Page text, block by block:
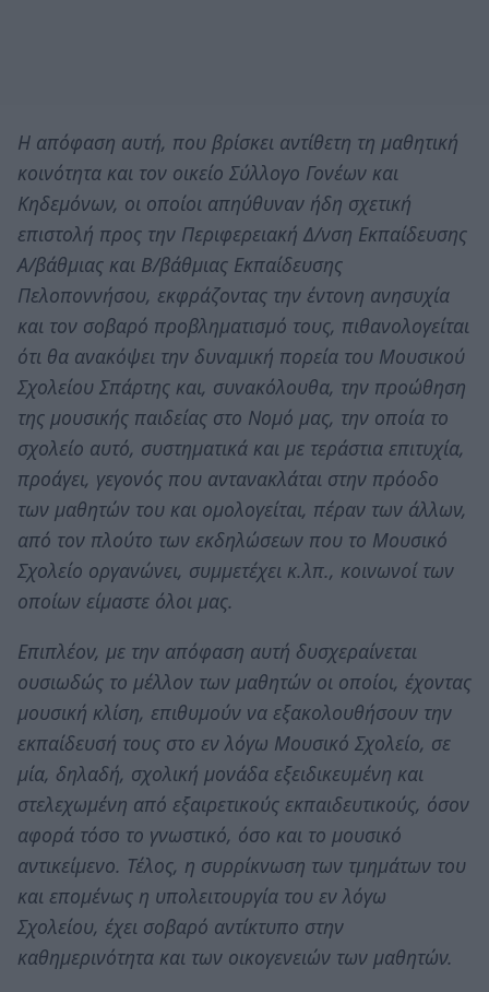
Η απόφαση αυτή, που βρίσκει αντίθετη τη μαθητική
κοινότητα και τον οικείο Σύλλογο Γονέων και
Κηδεμόνων, οι οποίοι απηύθυναν ήδη σχετική
επιστολή προς την Περιφερειακή Δ/νση Εκπαίδευσης
Α/βάθμιας και Β/βάθμιας Εκπαίδευσης
Πελοποννήσου, εκφράζοντας την έντονη ανησυχία
και τον σοβαρό προβληματισμό τους, πιθανολογείται
ότι θα ανακόψει την δυναμική πορεία του Μουσικού
Σχολείου Σπάρτης και, συνακόλουθα, την προώθηση
της μουσικής παιδείας στο Νομό μας, την οποία το
σχολείο αυτό, συστηματικά και με τεράστια επιτυχία,
προάγει, γεγονός που αντανακλάται στην πρόοδο
των μαθητών του και ομολογείται, πέραν των άλλων,
από τον πλούτο των εκδηλώσεων που το Μουσικό
Σχολείο οργανώνει, συμμετέχει κ.λπ., κοινωνοί των
οποίων είμαστε όλοι μας.
Επιπλέον, με την απόφαση αυτή δυσχεραίνεται
ουσιωδώς το μέλλον των μαθητών οι οποίοι, έχοντας
μουσική κλίση, επιθυμούν να εξακολουθήσουν την
εκπαίδευσή τους στο εν λόγω Μουσικό Σχολείο, σε
μία, δηλαδή, σχολική μονάδα εξειδικευμένη και
στελεχωμένη από εξαιρετικούς εκπαιδευτικούς, όσον
αφορά τόσο το γνωστικό, όσο και το μουσικό
αντικείμενο. Τέλος, η συρρίκνωση των τμημάτων του
και επομένως η υπολειτουργία του εν λόγω
Σχολείου, έχει σοβαρό αντίκτυπο στην
καθημερινότητα και των οικογενειών των μαθητών.